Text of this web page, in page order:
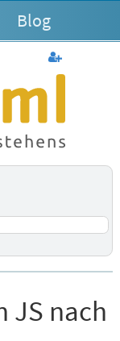
Blog
JS nach